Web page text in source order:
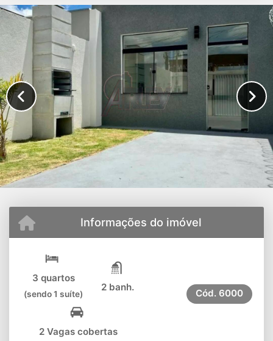
Informações do imóvel
3 quartos
(sendo 1 suíte)
2 banh.
2 Vagas cobertas
Cód. 6000